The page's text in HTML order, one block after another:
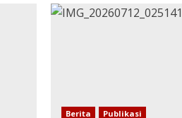
Berita Publikasi